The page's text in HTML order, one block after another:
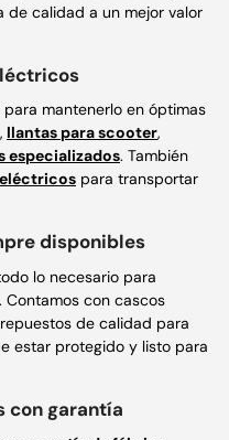
de calidad a un mejor valor
mantenerlo en óptimas
, llantas para scooter,
especializados. También
para transportar
disponibles
lo necesario para
con cascos
de calidad para
estar protegido y listo para
con garantía